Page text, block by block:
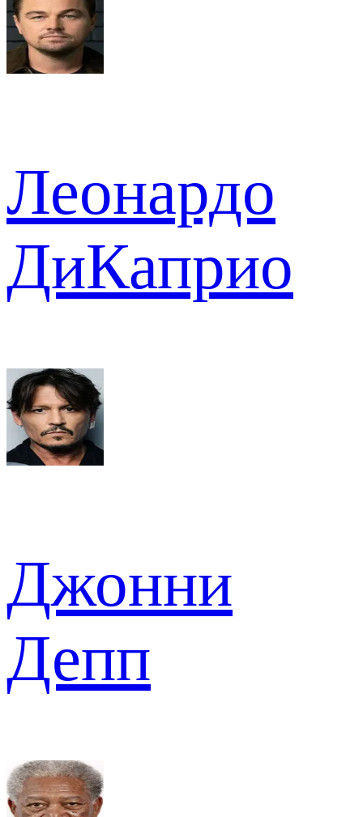
Леонардо
ДиКаприо
Джонни
Депп